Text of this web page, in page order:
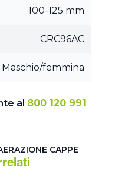
100-125 mm
CRC96AC
Maschio/femmina
al 800 120 991
CAPPE